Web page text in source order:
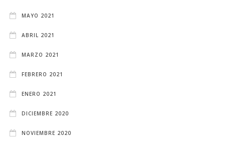
MAYO 2021
ABRIL 2021
MARZO 2021
FEBRERO 2021
ENERO 2021
DICIEMBRE 2020
NOVIEMBRE 2020